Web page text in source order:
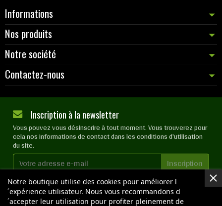
Informations
Nos produits
Notre société
Contactez-nous
Notre boutique utilise des cookies pour améliorer l
´expérience utilisateur. Nous vous recommandons d
´accepter leur utilisation pour profiter pleinement de
Inscription à la newsletter
Vous pouvez vous désinscrire à tout moment. Vous trouverez pour
cela nos informations de contact dans les conditions d'utilisation
du site.
J'accepte lesconditions généraleset lapolitique de
confidentialité